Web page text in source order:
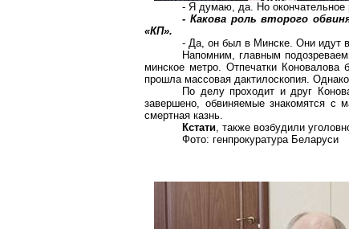
- Я думаю, да. Но окончательное
- Какова роль второго
«КП».
- Да, он был в Минске. Они идут
Напомним, главным
минское метро. Отпечатки
прошла массовая дактилоскопия.
По делу проходит и друг
завершено, обвиняемые знакомятся с
смертная казнь.
Кстати, также возбудили
Фото: генпрокуратура Беларуси